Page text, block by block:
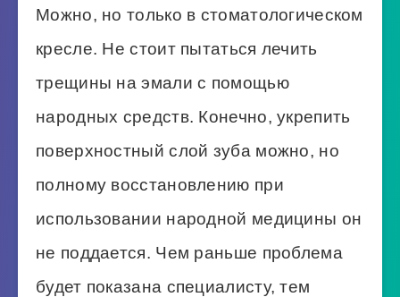
Можно, но только в стоматологическом
кресле. Не стоит пытаться лечить
трещины на эмали с помощью
народных средств. Конечно, укрепить
поверхностный слой зуба можно, но
полному восстановлению при
использовании народной медицины он
не поддается. Чем раньше проблема
будет показана специалисту, тем